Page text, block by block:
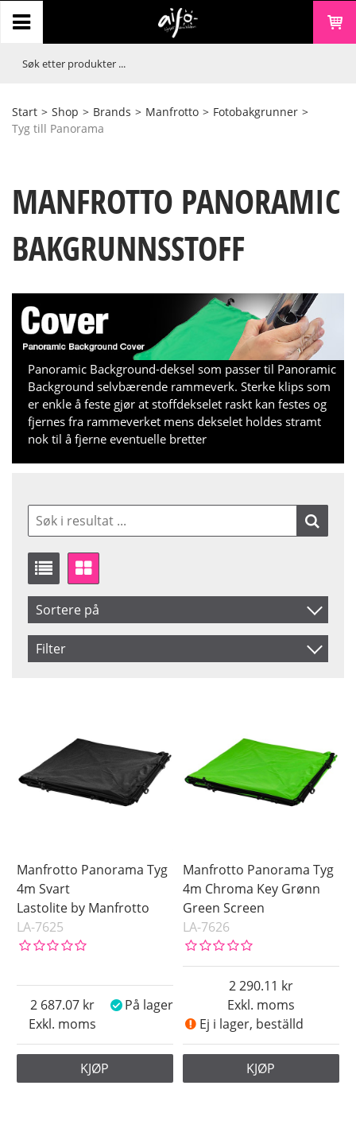
Start > Shop > Brands > Manfrotto > Fotobakgrunner >
Tyg till Panorama
MANFROTTO PANORAMIC
BAKGRUNNSSTOFF
Panoramic Background-deksel som passer til Panoramic
Background selvbærende rammeverk. Sterke klips som
er enkle å feste gjør at stoffdekselet raskt kan festes og
fjernes fra rammeverket mens dekselet holdes stramt
nok til å fjerne eventuelle bretter
Sortere på
Artikelkod
Filter
Pris
Ikke på lager
Manfrotto Panorama Tyg
4m Svart
Lastolite by Manfrotto
LA-7625
Exkl. moms
2 687.07 På lager
KJØP
Manfrotto Panorama Tyg
4m Chroma Key Grønn
Green Screen
LA-7626
Exkl. moms
2 290.11
Ej i lager, beställd
KJØP